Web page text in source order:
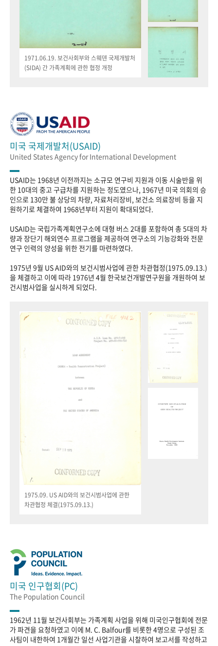
1971.06.19. 보건사회부와 스웨덴 국제개발처
(SIDA) 간 가족계획에 관한 협정 개정
미국 국제개발처(USAID)
United States Agency for International Development
USAID는 1968년 이전까지는 소규모 연구비 지원과 이동 시술반을 위
한 10대의 중고 구급차를 지원하는 정도였으나, 1967년 미국 의회의 승
인으로 130만 불 상당의 차량, 자료처리장비, 보건소 의료장비 등을 지
원하기로 체결하여 1968년부터 지원이 확대되었다.
USAID는 국립가족계획연구소에 대형 버스 2대를 포함하여 총 5대의 차
량과 장단기 해외연수 프로그램을 제공하여 연구소의 기능강화와 전문
연구 인력의 양성을 위한 전기를 마련하였다.
1975년 9월 US AID와의 보건시범사업에 관한 차관협정(1975.09.13.)
을 체결하고 이에 따라 1976년 4월 한국보건개발연구원을 개원하여 보
건시범사업을 실시하게 되었다.
1975.09. US AID와의 보건시범사업에 관한
차관협정 체결(1975.09.13.)
미국 인구협회(PC)
The Population Council
1962년 11월 보건사회부는 가족계획 사업을 위해 미국인구협회에 전문
가 파견을 요청하였고 이에 M. C. Balfour를 비롯한 4명으로 구성된 조
사팀이 내한하여 1개월간 일선 사업기관을 시찰하여 보고서를 작성하고